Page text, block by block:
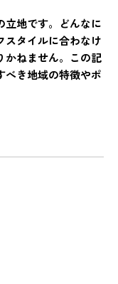
立地です。どんなに
スタイルに合わなけ
かねません。この記
べき地域の特徴やポ